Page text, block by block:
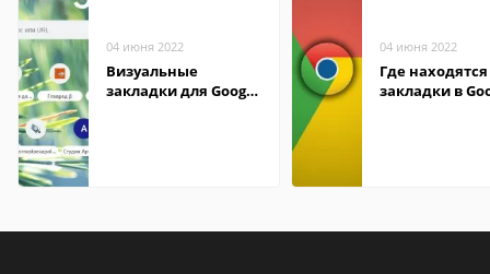
04 июня 2022
Визуальные
закладки для Google
04 июня 2022
Где находятся
закладки в